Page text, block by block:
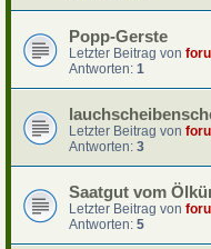
Popp-Gerste
Letzter Beitrag von
Antworten: 1
Letzter Beitrag von
Antworten: 3
Saatgut vom
Letzter Beitrag von
Antworten: 5